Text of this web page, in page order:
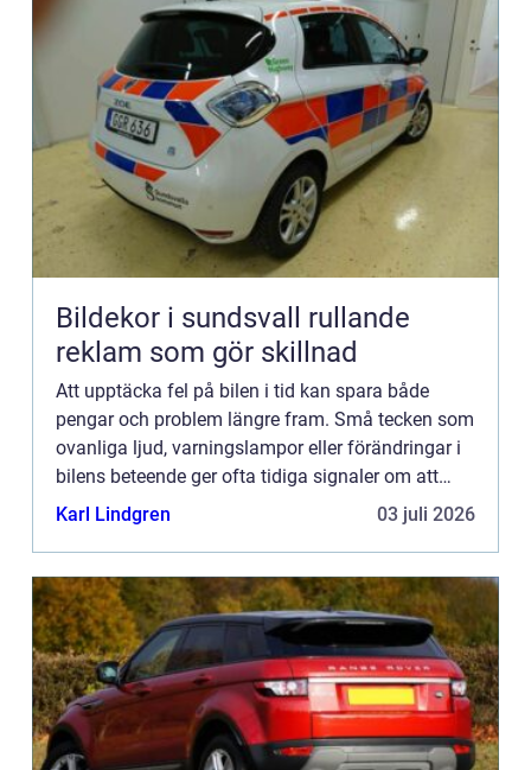
Bildekor i sundsvall rullande
reklam som gör skillnad
Att upptäcka fel på bilen i tid kan spara både
pengar och problem längre fram. Små tecken som
ovanliga ljud, varningslampor eller förändringar i
bilens beteende ger ofta tidiga signaler om att
något är...
Karl Lindgren 03 juli 2026